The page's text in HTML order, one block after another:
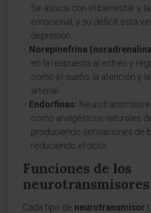
Se asocia con el bienestar y
emocional, y su déficit está
depresión.
Norepinefrina
en la respuesta al estrés y
como el sueño, la atención y
arterial.
Endorfinas:
como analgésicos naturales
produciendo sensaciones de
reduciendo el dolor.
Funciones de los
neurotransmisores
Cada tipo de neurotransmisor